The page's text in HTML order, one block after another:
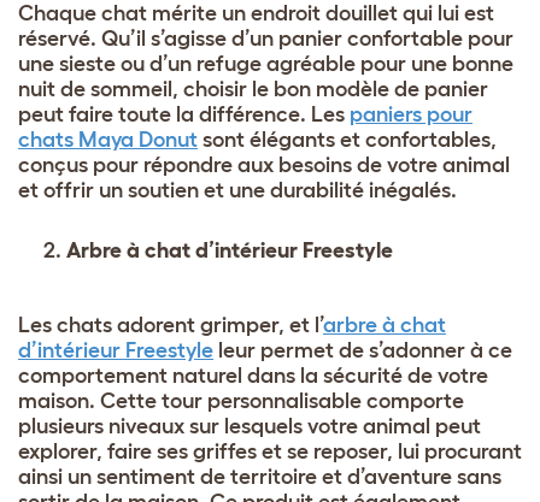
Chaque chat mérite un endroit douillet qui lui est
réservé. Qu’il s’agisse d’un panier confortable pour
une sieste ou d’un refuge agréable pour une bonne
nuit de sommeil, choisir le bon modèle de panier
peut faire toute la différence. Les paniers pour
chats Maya Donut sont élégants et confortables,
conçus pour répondre aux besoins de votre animal
et offrir un soutien et une durabilité inégalés.
Arbre à chat d’intérieur Freestyle
Les chats adorent grimper, et l’arbre à chat
d’intérieur Freestyle leur permet de s’adonner à ce
comportement naturel dans la sécurité de votre
maison. Cette tour personnalisable comporte
plusieurs niveaux sur lesquels votre animal peut
explorer, faire ses griffes et se reposer, lui procurant
ainsi un sentiment de territoire et d’aventure sans